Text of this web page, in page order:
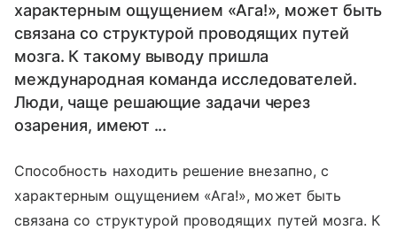
характерным ощущением «Ага!», может быть
связана со структурой проводящих путей
мозга. К такому выводу пришла
международная команда исследователей.
Люди, чаще решающие задачи через
озарения, имеют ...
Способность находить решение внезапно, с
характерным ощущением «Ага!», может быть
связана со структурой проводящих путей мозга. К